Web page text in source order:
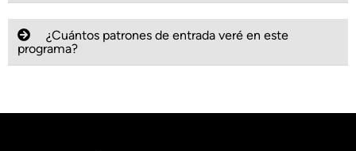
¿Cuántos patrones de entrada veré en este
programa?